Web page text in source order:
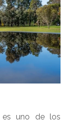
uno de los